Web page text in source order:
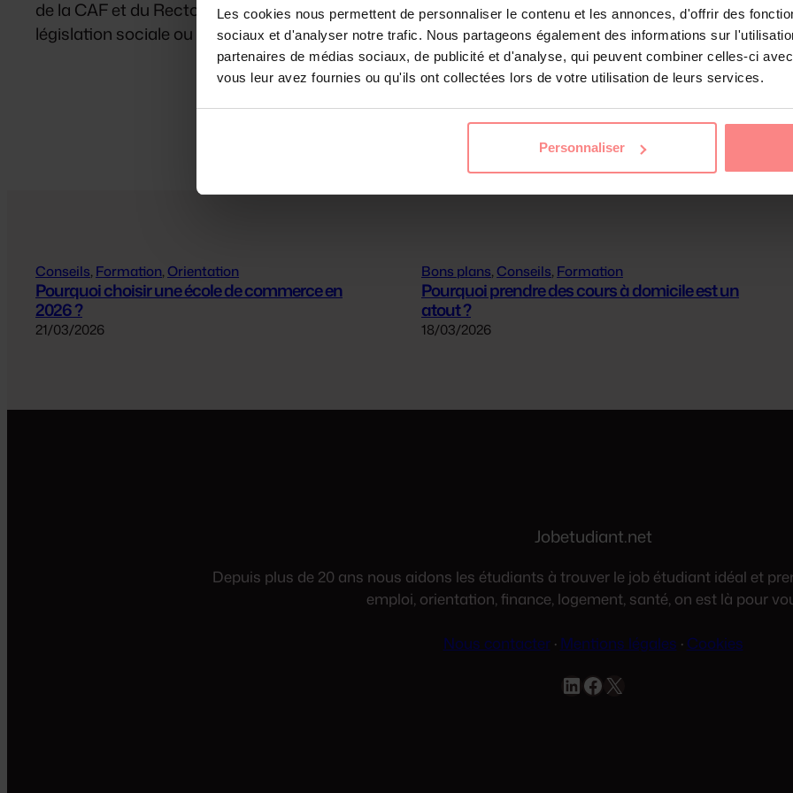
Les cookies nous permettent de personnaliser le contenu et les annonces, d'offrir des
sociaux et d'analyser notre trafic. Nous partageons également des informations sur
partenaires de médias sociaux, de publicité et d'analyse, qui peuvent combiner celles-ci
vous leur avez fournies ou qu'ils ont collectées lors de votre utilisation de leurs services.
Personnaliser
de la CAF et du Rectorat, vous aideront à trouver une solution à vos soucis. De plus, elle vous
législation sociale ou les aides financières. Vous pourrez les rencontrer sur rendez-vous, sur vos
Conseils, Formation, Orientation
Pourquoi choisir une école de commerce en
2026 ?
21/03/2026
Bons plans, Conseils, Formation
Pourquoi prendre des cours à domicile est un
atout ?
18/03/2026
Jobetudiant.net
Depuis plus de 20 ans nous aidons les étudiants à trouver le job étudiant idéal et
emploi, orientation, finance, logement, santé, on est là pour
Nous contacter· Mentions légales · Cookies
LinkedIn Facebook X